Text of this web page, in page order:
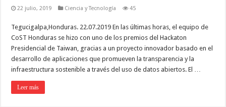
22 julio, 2019 Ciencia y Tecnología 45
Tegucigalpa,Honduras. 22.07.2019 En las últimas horas, el equipo de
CoST Honduras se hizo con uno de los premios del Hackaton
Presidencial de Taiwan, gracias a un proyecto innovador basado en el
desarrollo de aplicaciones que promueven la transparencia y la
infraestructura sostenible a través del uso de datos abiertos. El …
Leer más